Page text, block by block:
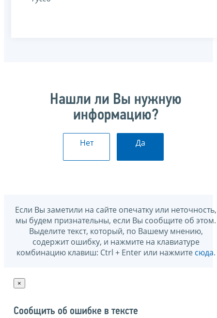
Нашли ли Вы нужную
информацию?
Нет Да
Если Вы заметили на сайте опечатку или неточность,
мы будем признательны, если Вы сообщите об этом.
Выделите текст, который, по Вашему мнению,
содержит ошибку, и нажмите на клавиатуре
комбинацию клавиш: Ctrl + Enter или нажмите сюда.
×
Сообщить об ошибке в тексте